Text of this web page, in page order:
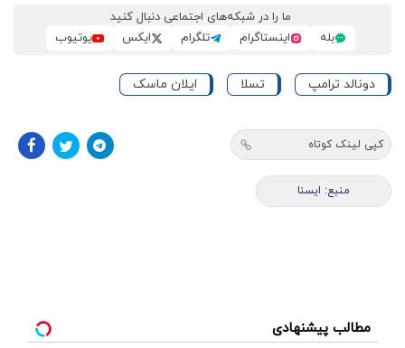
ما را در شبکه‌های اجتماعی دنبال کنید
بله
اینستاگرام تلگرام ایکس یوتیوب
دونالد ترامپ تسلا ایلان ماسک
کپی لینک کوتاه
منبع: ايسنا
مطالب پیشنهادی